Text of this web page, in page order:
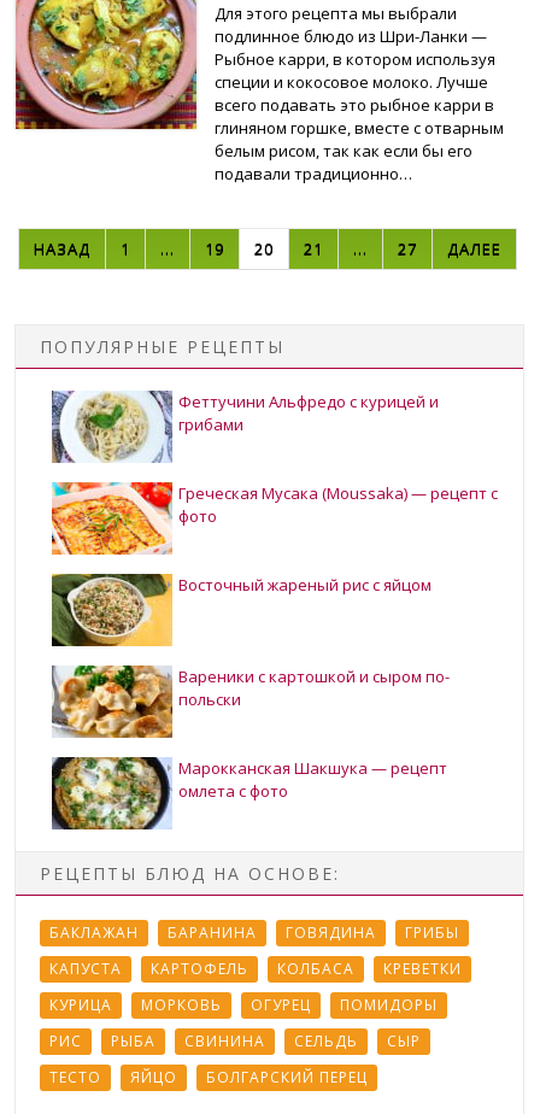
Для этого рецепта мы выбрали
подлинное блюдо из Шри-Ланки —
Рыбное карри, в котором используя
специи и кокосовое молоко. Лучше
всего подавать это рыбное карри в
глиняном горшке, вместе с отварным
белым рисом, так как если бы его
подавали традиционно…
НАВИГАЦИЯ ПО ЗАПИСЯМ
НАЗАД 1 … 19 20 21 … 27 ДАЛЕЕ
ПОПУЛЯРНЫЕ РЕЦЕПТЫ
Феттучини Альфредо с курицей и
грибами
Греческая Мусака (Moussaka) — рецепт с
фото
Восточный жареный рис с яйцом
Вареники с картошкой и сыром по-
польски
Марокканская Шакшука — рецепт
омлета с фото
РЕЦЕПТЫ БЛЮД НА ОСНОВЕ:
БАКЛАЖАН БАРАНИНА ГОВЯДИНА
ГРИБЫ
КАПУСТА
КАРТОФЕЛЬ КОЛБАСА
КРЕВЕТКИ
КУРИЦА
МОРКОВЬ ОГУРЕЦ
ПОМИДОРЫ
РИС
РЫБА СВИНИНА СЕЛЬДЬ
СЫР
ТЕСТО
ЯЙЦО БОЛГАРСКИЙ ПЕРЕЦ